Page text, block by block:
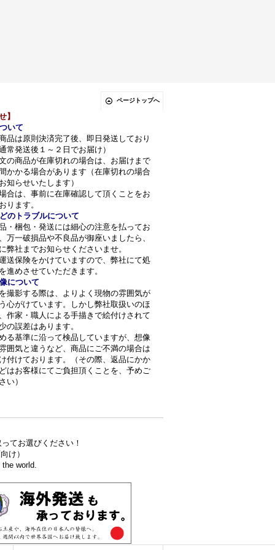
ページトップへ
】
いて
品は原則決済完了後、即日発送しており
常発送後１～２日でお届け）
の商品が在庫切れの場合は、お届けまで
かかる場合があります（在庫切れの場合
知らせいたします）
合は、事前に在庫確認して頂くことをお
ります。
のトラブルについて
・梱包・発送には細心の注意を払ってお
万一破損品や不良品が御座いましたら、
弊社までお知らせくださいませ。
送保険をかけていますので、弊社にて処
進めさせていただきます。
について
撮影する際は、よりよく現物の雰囲気が
心がけています。しかし弊社取扱いのほ
作家・職人による手描きで絵付けされて
の誤差はあります。
る基準に沿って検品していますが、想像
囲気と違うなど、商品にご不満の場合は
付けております。（その際、返品にかか
はお客様にてご負担頂くことを、予めご
い）
てお選びください！
向け）
world.